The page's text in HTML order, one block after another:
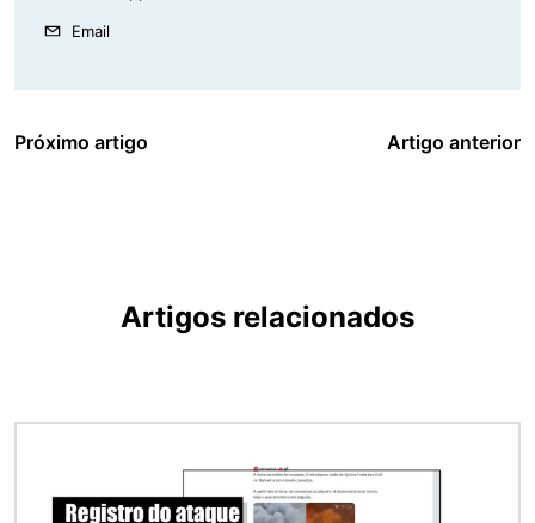
Email
Próximo artigo Artigo anterior
Artigos relacionados